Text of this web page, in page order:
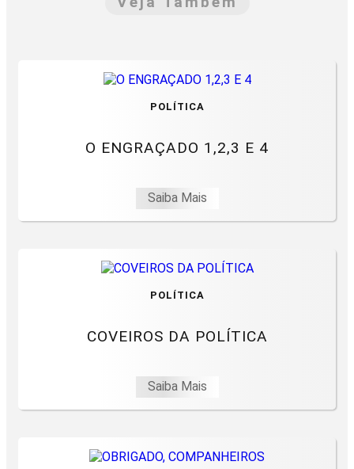
POLÍTICA
O ENGRAÇADO 1,2,3 E 4
Saiba Mais
POLÍTICA
COVEIROS DA POLÍTICA
Saiba Mais